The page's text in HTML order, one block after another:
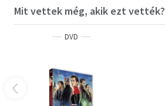
Mit vettek még, akik ezt vették?
DVD